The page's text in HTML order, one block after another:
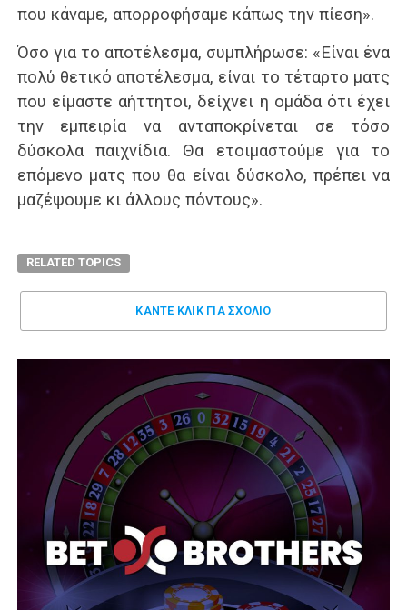
που κάναμε, απορροφήσαμε κάπως την πίεση».
Όσο για το αποτέλεσμα, συμπλήρωσε: «Είναι ένα
πολύ θετικό αποτέλεσμα, είναι το τέταρτο ματς
που είμαστε αήττητοι, δείχνει η ομάδα ότι έχει
την εμπειρία να ανταποκρίνεται σε τόσο
δύσκολα παιχνίδια. Θα ετοιμαστούμε για το
επόμενο ματς που θα είναι δύσκολο, πρέπει να
μαζέψουμε κι άλλους πόντους».
RELATED TOPICS
ΚΑΝΤΕ ΚΛΊΚ ΓΙΑ ΣΧΌΛΙΟ